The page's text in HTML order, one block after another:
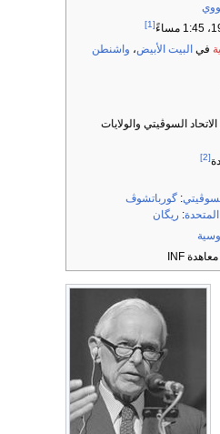
[1]
في البيت الأبيض، واشنطن
السوڤيتي والولايات
[2]
: گورباتشوڤ
المتحدة: ريگان
معاهدة INF